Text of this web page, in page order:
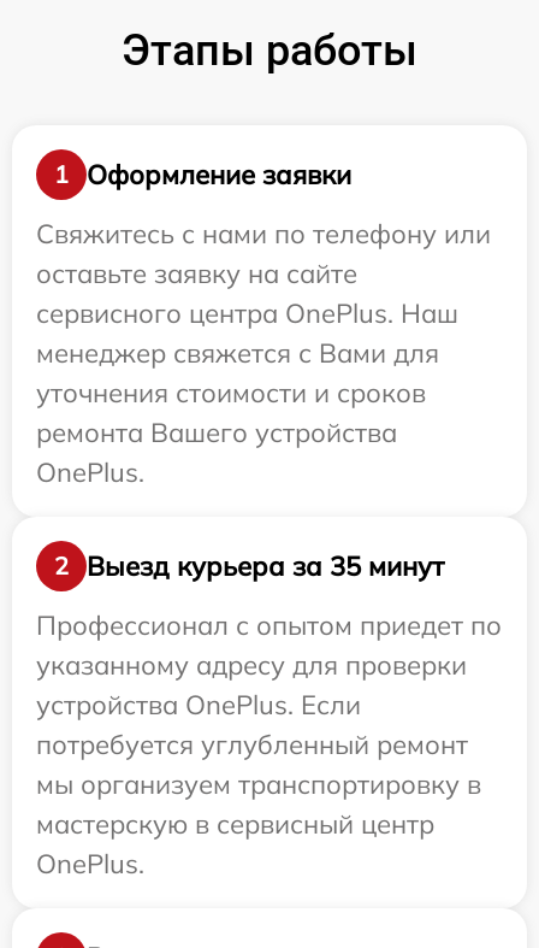
Этапы работы
1
Оформление заявки
Свяжитесь с нами по телефону или
оставьте заявку на сайте
сервисного центра OnePlus. Наш
менеджер свяжется с Вами для
уточнения стоимости и сроков
ремонта Вашего устройства
OnePlus.
2
Выезд курьера за 35 минут
Профессионал с опытом приедет по
указанному адресу для проверки
устройства OnePlus. Если
потребуется углубленный ремонт
мы организуем транспортировку в
мастерскую в сервисный центр
OnePlus.